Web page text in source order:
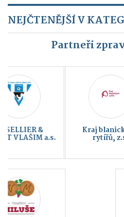
NEJČTENĚJŠÍ V
Partneři
Kraj blanických
rytířů, z.s.